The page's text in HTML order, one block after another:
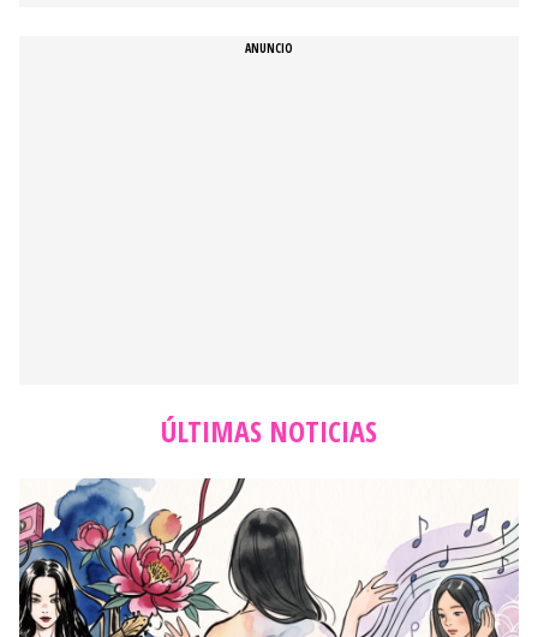
ÚLTIMAS NOTICIAS